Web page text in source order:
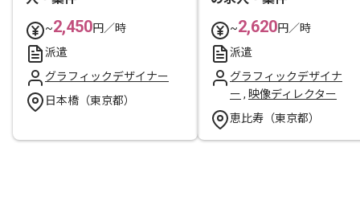
~2,450円／時
派遣
グラフィックデザイナー
日本橋（東京都）
~2,620円／時
派遣
グラフィックデザイナ
ー , 映像ディレクター
恵比寿（東京都）